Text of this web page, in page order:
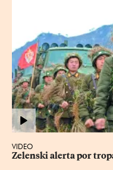
VIDEO
Zelenski alerta por